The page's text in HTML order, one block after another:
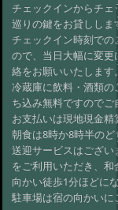
チェックインからチ
巡りの鍵をお貸ししま
チェックイン時刻で
ので、当日大幅に変
絡をお願いいたします
冷蔵庫に飲料・酒類
ち込み無料ですのでご
お支払いは現地現金
朝食は8時か8時半の
送迎サービスはござ
をご利用いただき、
向かい徒歩1分ほどにな
駐車場は宿の向かいに